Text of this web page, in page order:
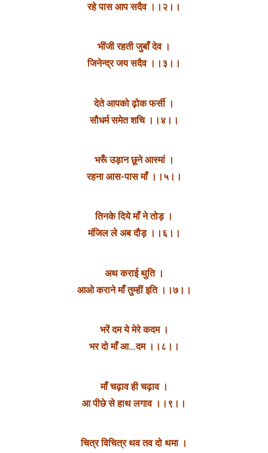
रहे पास आप सदैव ।।२।।
भींजी रहती जुबाँ देव ।
जिनेन्द्र जय सदैव ।।३।।
देते आपको ढ़ोक फर्सी ।
सौधर्म समेत शचि ।।४।।
भरूँ उड़ान छूने आस्मां ।
रहना आस-पास माँ ।।५।।
तिनके दिये माँ ने तोड़ ।
मंजिल ले अब दौड़ ।।६।।
अथ कराई थुति ।
आओ कराने माँ तुम्हीं इति ।।७।।
भरें दम ये मेरे कदम ।
भर दो माँ आ…दम ।।८।।
मॉं चढ़ाव ही चढ़ाव ।
आ पीछे से हाथ लगाव ।।९।।
चित्र विचित्र थव तव दो थमा ।